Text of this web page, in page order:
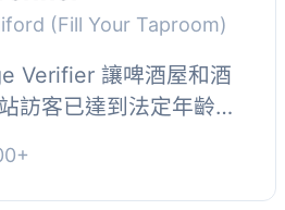
(Fill Your Taproom)
Verifier 讓啤酒屋和酒
訪客已達到法定年齡。
子和...